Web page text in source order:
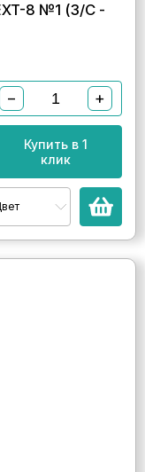
8 №1 (З/C -
− +
Купить в 1
клик